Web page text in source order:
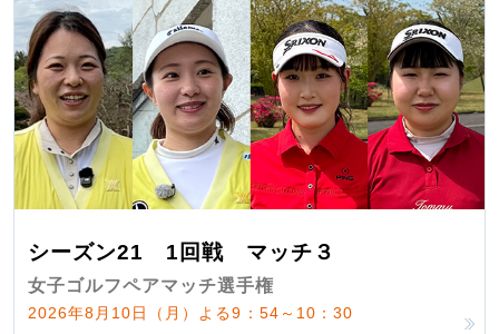
シーズン21 1回戦 マッチ３
女子ゴルフペアマッチ選手権
2026年8月10日（月）よる9：54～10：30